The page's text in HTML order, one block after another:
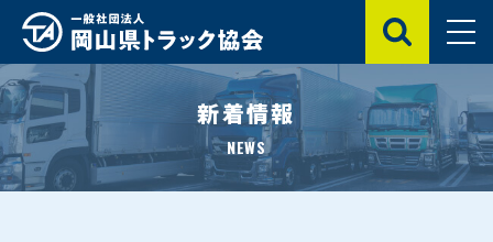
岡山県トラック協会の概要
自動車運転練習場
新着情報
NEWS